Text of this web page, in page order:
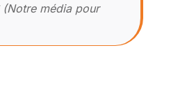
(Notre média pour